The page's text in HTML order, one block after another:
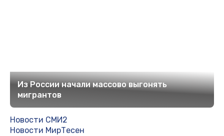
Из России начали массово выгонять
мигрантов
Новости СМИ2
Новости МирТесен